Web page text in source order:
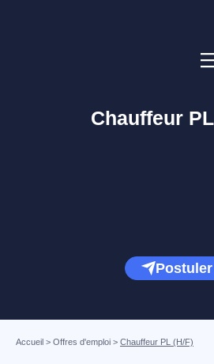
Chauffeur
Postuler
Accueil > Offres d'emploi > Chauffeur PL (H/F)